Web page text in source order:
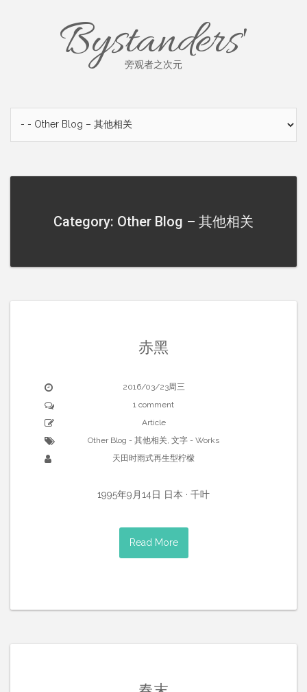
Bystanders'
旁观者之次元
Category: Other Blog – 其他相关
赤黑
2016/03/23周三
1 comment
Article
Other Blog - 其他相关, 文字 - Works
天田时雨式再生型柠檬
1995年9月14日 日本 · 千叶
Read More